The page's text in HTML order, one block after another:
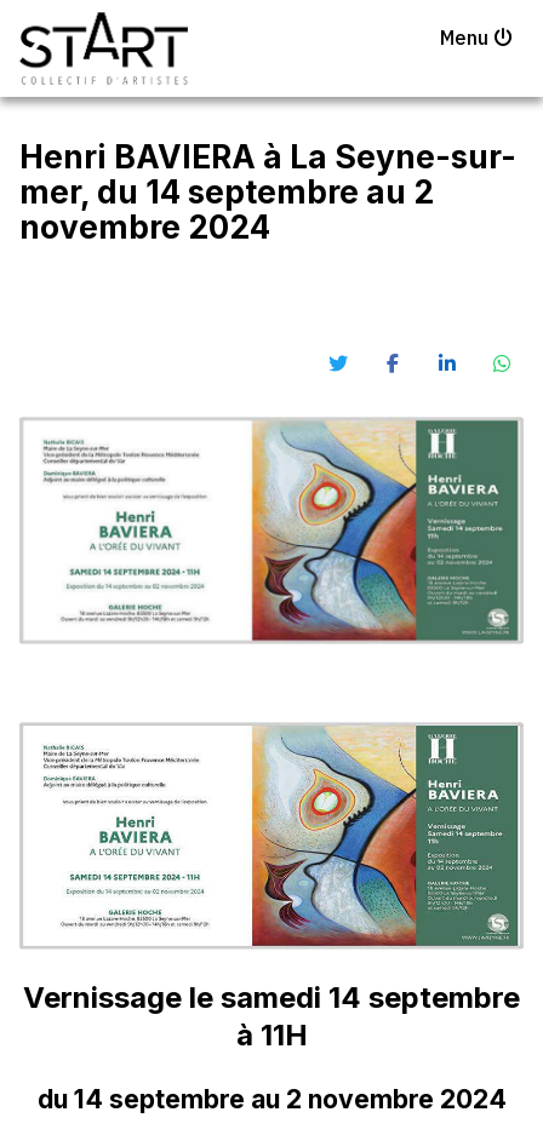
Menu
Henri BAVIERA à La Seyne-sur-
mer, du 14 septembre au 2
novembre 2024
Vernissage le samedi 14 septembre
à 11H
du 14 septembre au 2 novembre 2024